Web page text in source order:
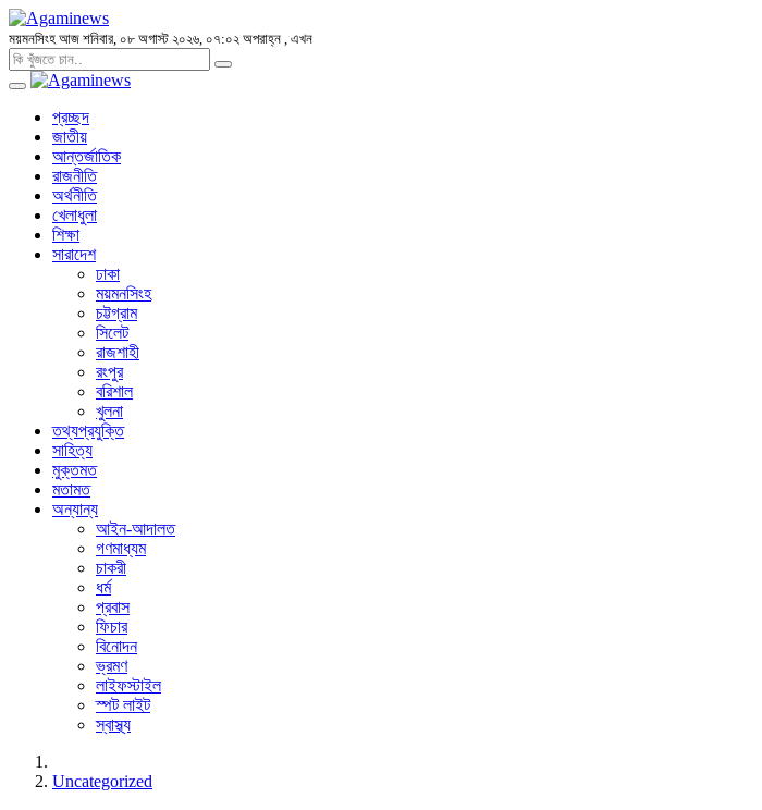
ময়মনসিংহ আজ শনিবার, ০৮ অগাস্ট ২০২৬, ০৭:০২ অপরাহ্ন , এখন
প্রচ্ছদ
জাতীয়
আন্তর্জাতিক
রাজনীতি
অর্থনীতি
খেলাধুলা
শিক্ষা
সারাদেশ
ঢাকা
ময়মনসিংহ
চট্টগ্রাম
সিলেট
রাজশাহী
রংপুর
বরিশাল
খুলনা
তথ্যপ্রযুক্তি
সাহিত্য
মুক্তমত
মতামত
অন্যান্য
আইন-আদালত
গণমাধ্যম
চাকরী
ধর্ম
প্রবাস
ফিচার
বিনোদন
ভ্রমণ
লাইফস্টাইল
স্পট লাইট
স্বাস্থ্য
Uncategorized